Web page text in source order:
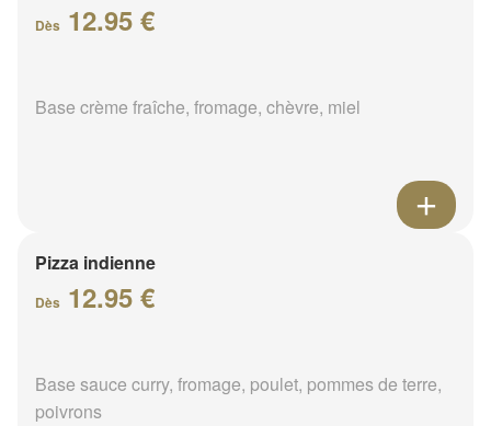
Dès 12.95 €
Base crème fraîche, fromage, chèvre, miel
Pizza indienne
Dès 12.95 €
Base sauce curry, fromage, poulet, pommes de terre,
poivrons